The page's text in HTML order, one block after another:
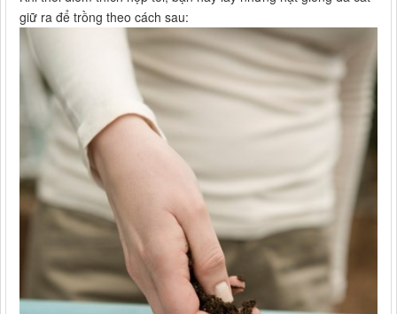
giữ ra để trồng theo cách sau: